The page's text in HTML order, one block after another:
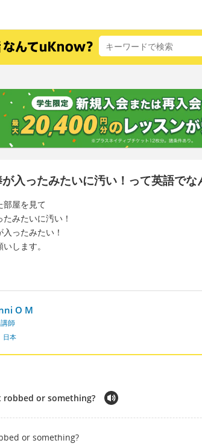
入ったみたいに汚い！って英語でな
部屋を見て
みたいに汚い！
ったみたい！
します。
O M
師
日本
robbed or something?
or something?